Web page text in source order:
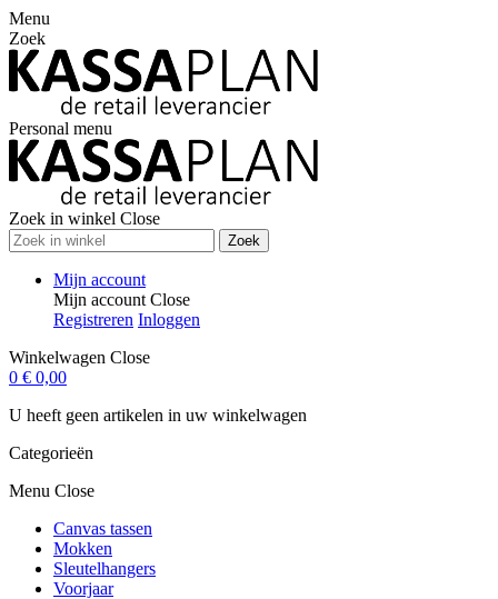
Menu
Zoek
Personal menu
Zoek in winkel Close
Zoek
Mijn account
Mijn account Close
Registreren Inloggen
Winkelwagen Close
0 € 0,00
U heeft geen artikelen in uw winkelwagen
Categorieën
Menu Close
Canvas tassen
Mokken
Sleutelhangers
Voorjaar